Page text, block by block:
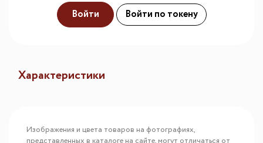
Войти Войти по токену
Характеристики
Изображения и цвета товаров на фотографиях,